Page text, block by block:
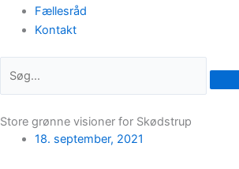
Fællesråd
Kontakt
Store grønne visioner for Skødstrup
18. september, 2021